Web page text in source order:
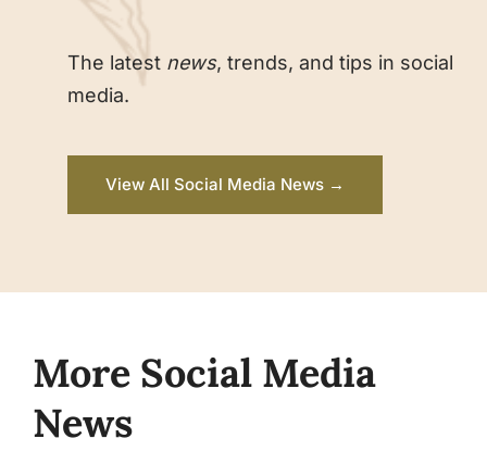
The latest news, trends, and tips in social
media.
View All Social Media News →
More Social Media
News